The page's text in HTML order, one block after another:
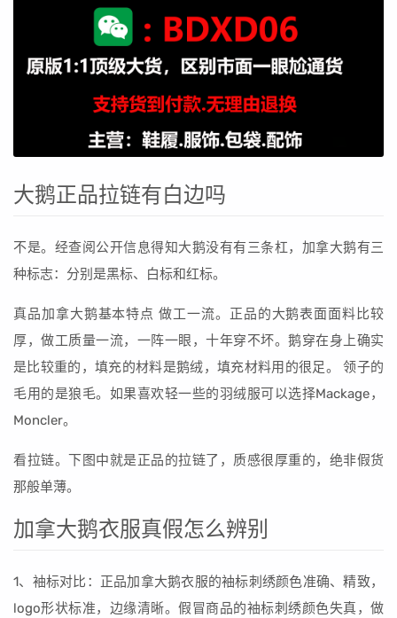
大鹅正品拉链有白边吗
不是。经查阅公开信息得知大鹅没有有三条杠，加拿大鹅有三
种标志：分别是黑标、白标和红标。
真品加拿大鹅基本特点 做工一流。正品的大鹅表面面料比较
厚，做工质量一流，一阵一眼，十年穿不坏。鹅穿在身上确实
是比较重的，填充的材料是鹅绒，填充材料用的很足。 领子的
毛用的是狼毛。如果喜欢轻一些的羽绒服可以选择Mackage，
Moncler。
看拉链。下图中就是正品的拉链了，质感很厚重的，绝非假货
那般单薄。
加拿大鹅衣服真假怎么辨别
1、袖标对比：正品加拿大鹅衣服的袖标刺绣颜色准确、精致，
logo形状标准，边缘清晰。假冒商品的袖标刺绣颜色失真，做